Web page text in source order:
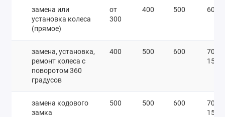
замена или
установка колеса
(прямое)
от
300
400 500 600
замена, установка,
ремонт колеса с
поворотом 360
градусов
400 500 600
700-
1500
замена кодового
замка
500 500 600
700-
1500